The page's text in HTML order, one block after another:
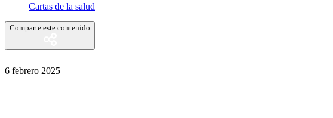
Cartas de la salud
Comparte este contenido
6 febrero 2025